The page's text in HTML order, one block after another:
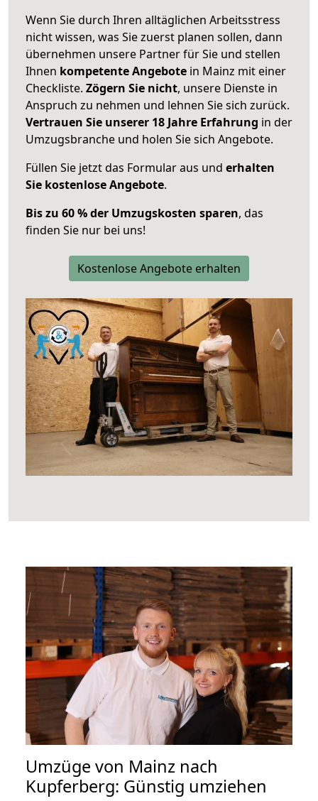
Wenn Sie durch Ihren alltäglichen Arbeitsstress
nicht wissen, was Sie zuerst planen sollen, dann
übernehmen unsere Partner für Sie und stellen
Ihnen kompetente Angebote in Mainz mit einer
Checkliste. Zögern Sie nicht, unsere Dienste in
Anspruch zu nehmen und lehnen Sie sich zurück.
Vertrauen Sie unserer 18 Jahre Erfahrung in der
Umzugsbranche und holen Sie sich Angebote.
Füllen Sie jetzt das Formular aus und erhalten
Sie kostenlose Angebote.
Bis zu 60 % der Umzugskosten sparen, das
finden Sie nur bei uns!
Kostenlose Angebote erhalten
Umzüge von Mainz nach
Kupferberg: Günstig umziehen